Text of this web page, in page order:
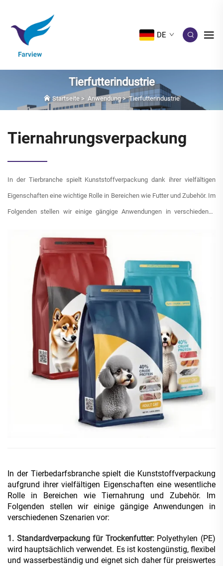
DE
Tierfutterindustrie
Startseite> Anwendung>Tierfutterindustrie
Tiernahrungsverpackung
In der Tierbranche spielt Kunststoffverpackung dank ihrer vielfältigen
Eigenschaften eine wichtige Rolle in Bereichen wie Futter und Zubehör. Im
Folgenden stellen wir einige gängige Anwendungen in verschiedenen
In der Tierbedarfsbranche spielt die Kunststoffverpackung
aufgrund ihrer vielfältigen Eigenschaften eine wesentliche
Rolle in Bereichen wie Tiernahrung und Zubehör. Im
Folgenden stellen wir einige gängige Anwendungen in
verschiedenen Szenarien vor:
1. Standardverpackung für Trockenfutter: Polyethylen (PE)
wird hauptsächlich verwendet. Es ist kostengünstig, flexibel
und wasserbeständig und eignet sich daher für preiswertes